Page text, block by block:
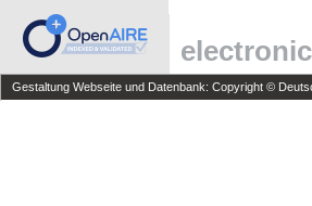
Gestaltung Webseite und Datenbank: Copyright ©